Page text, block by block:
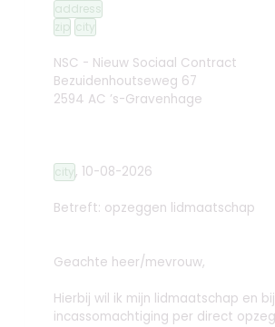
address
zip city
NSC - Nieuw Sociaal Contract
Bezuidenhoutseweg 67
2594 AC ’s-Gravenhage
city, 10-08-2026
Betreft: opzeggen lidmaatschap
Geachte heer/mevrouw,
Hierbij wil ik mijn lidmaatschap en
incassomachtiging per direct